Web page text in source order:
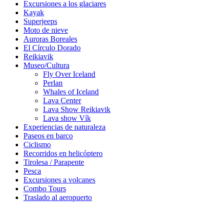
Excursiones a los glaciares
Kayak
Superjeeps
Moto de nieve
Auroras Boreales
El Círculo Dorado
Reikiavik
Museo/Cultura
Fly Over Iceland
Perlan
Whales of Iceland
Lava Center
Lava Show Reikiavik
Lava show Vík
Experiencias de naturaleza
Paseos en barco
Ciclismo
Recorridos en helicóptero
Tirolesa / Parapente
Pesca
Excursiones a volcanes
Combo Tours
Traslado al aeropuerto